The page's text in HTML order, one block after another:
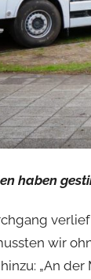
haben
wir
„An